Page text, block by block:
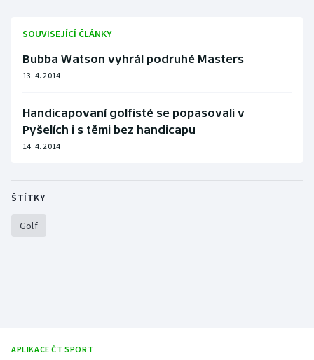
SOUVISEJÍCÍ ČLÁNKY
Bubba Watson vyhrál podruhé Masters
13. 4. 2014
Handicapovaní golfisté se popasovali v
Pyšelích i s těmi bez handicapu
14. 4. 2014
ŠTÍTKY
Golf
APLIKACE ČT SPORT